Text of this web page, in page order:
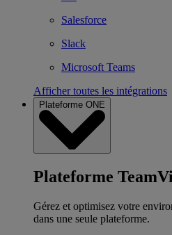
Salesforce
Slack
Microsoft Teams
Afficher toutes les intégrations
Plateforme ONE
Plateforme
Gérez et optimisez votre
dans une seule plateforme.